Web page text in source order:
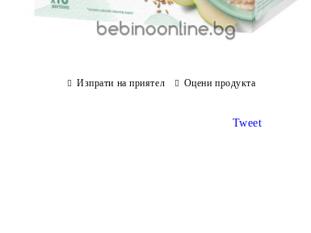
Изпрати на приятел Оцени продукта
Tweet